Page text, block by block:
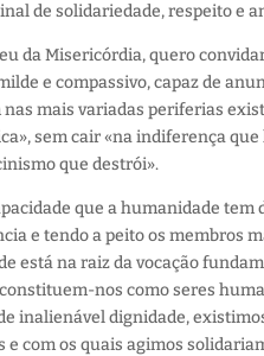
de solidariedade, respeito e
da Misericórdia, quero
e compassivo, capaz de
mais variadas periferias
sem cair «na indiferença
que destrói».
que a humanidade
e tendo a peito os membros
está na raiz da vocação
nos como seres
inalienável dignidade,
com os quais agimos